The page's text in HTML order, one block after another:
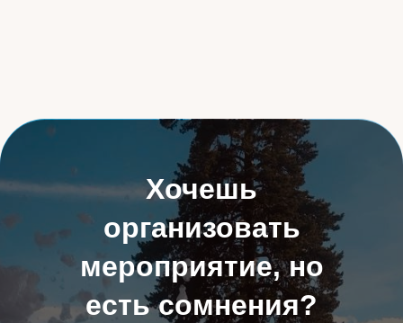
Хочешь
организовать
мероприятие, но
есть сомнения?